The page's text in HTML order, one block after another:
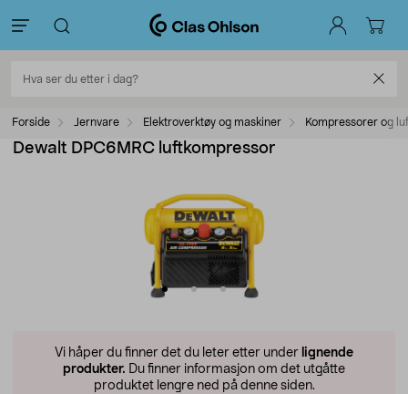
Forside Jernvare Elektroverktøy og maskiner Kompressorer og
Dewalt DPC6MRC luftkompressor
Vi håper du finner det du leter etter under lignende
produkter. Du finner informasjon om det utgåtte
produktet lengre ned på denne siden.